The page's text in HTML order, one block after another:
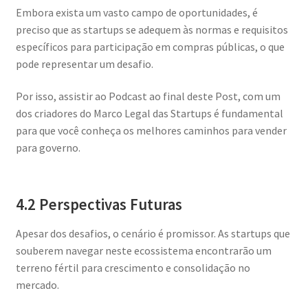
Embora exista um vasto campo de oportunidades, é
preciso que as startups se adequem às normas e requisitos
específicos para participação em compras públicas, o que
pode representar um desafio.
Por isso, assistir ao Podcast ao final deste Post, com um
dos criadores do Marco Legal das Startups é fundamental
para que você conheça os melhores caminhos para vender
para governo.
4.2 Perspectivas Futuras
Apesar dos desafios, o cenário é promissor. As startups que
souberem navegar neste ecossistema encontrarão um
terreno fértil para crescimento e consolidação no
mercado.